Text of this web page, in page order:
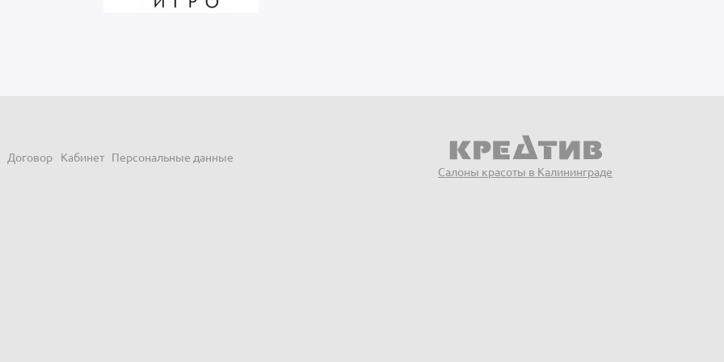
Договор Кабинет Персональные данные
Салоны красоты в Калининграде